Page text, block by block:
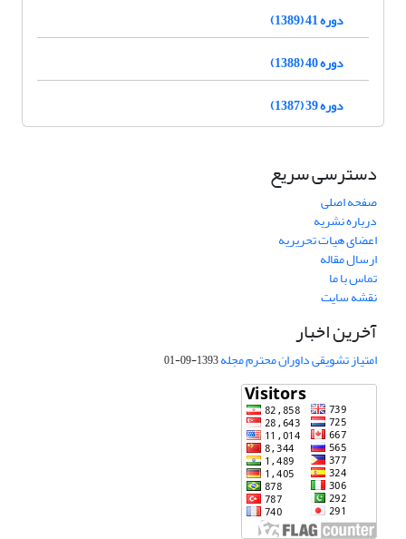
دوره 41 (1389)
دوره 40 (1388)
دوره 39 (1387)
دسترسی سریع
صفحه اصلی
درباره نشریه
اعضای هیات تحریریه
ارسال مقاله
تماس با ما
نقشه سایت
آخرین اخبار
امتیاز تشویقی داوران محترم مجله1393-09-01